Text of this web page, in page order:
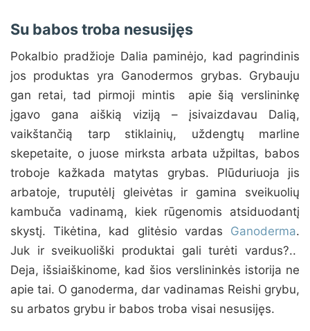
Su babos troba nesusijęs
Pokalbio pradžioje Dalia paminėjo, kad pagrindinis
jos produktas yra Ganodermos grybas. Grybauju
gan retai, tad pirmoji mintis apie šią verslininkę
įgavo gana aiškią viziją – įsivaizdavau Dalią,
vaikštančią tarp stiklainių, uždengtų marline
skepetaite, o juose mirksta arbata užpiltas, babos
troboje kažkada matytas grybas. Plūduriuoja jis
arbatoje, truputėlį gleivėtas ir gamina sveikuolių
kambuča vadinamą, kiek rūgenomis atsiduodantį
skystį. Tikėtina, kad glitėsio vardas Ganoderma.
Juk ir sveikuoliški produktai gali turėti vardus?..
Deja, išsiaiškinome, kad šios verslininkės istorija ne
apie tai. O ganoderma, dar vadinamas Reishi grybu,
su arbatos grybu ir babos troba visai nesusijęs.